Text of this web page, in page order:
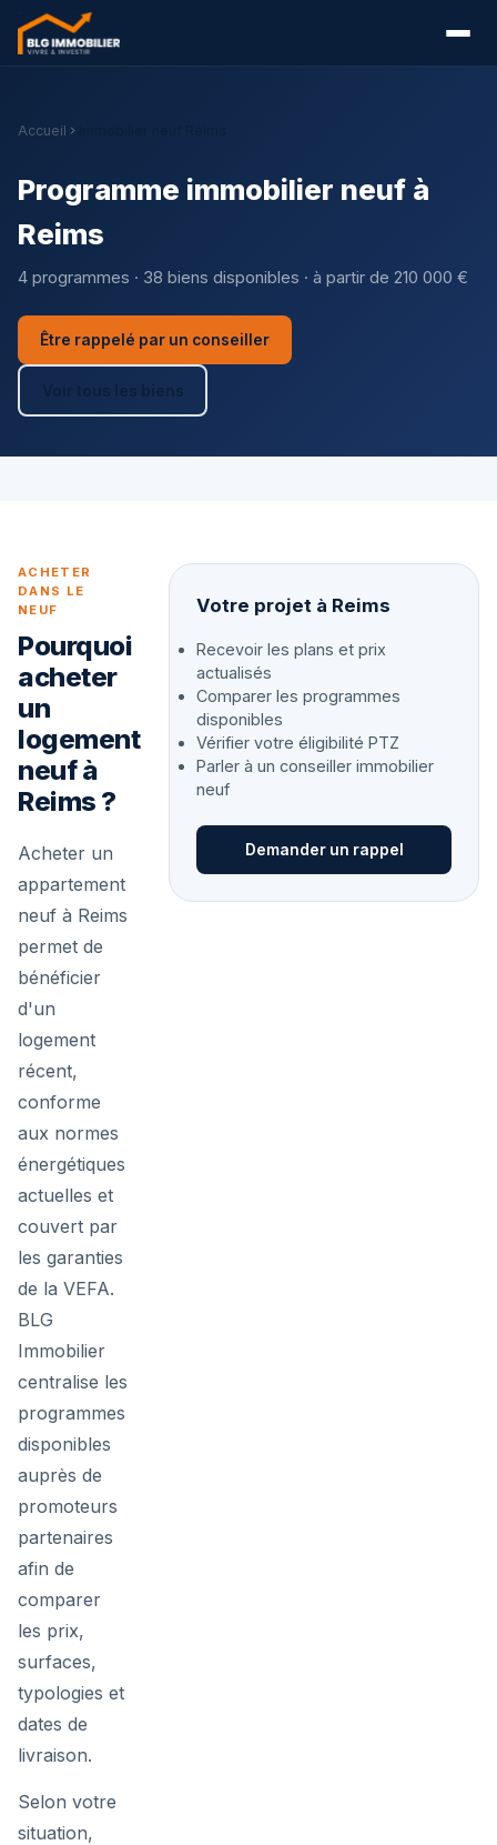
Accueil
Programme immobilier neuf à
Reims
4 programmes · 38 biens disponibles · à partir de 210 000 €
Être rappelé par un conseiller
Voir tous les biens
ACHETER
DANS LE
NEUF
Pourquoi
acheter
un
logement
neuf à
Reims ?
Acheter un
appartement
neuf à Reims
permet de
bénéficier
d'un
logement
récent,
conforme
aux normes
énergétiques
actuelles et
couvert par
les garanties
de la VEFA.
BLG
Immobilier
centralise les
programmes
disponibles
auprès de
promoteurs
partenaires
afin de
comparer
les prix,
surfaces,
typologies et
dates de
livraison.
Selon votre
situation,
Votre projet à Reims
Recevoir les plans et prix
actualisés
Comparer les programmes
disponibles
Vérifier votre éligibilité PTZ
Parler à un conseiller immobilier
neuf
Demander un rappel